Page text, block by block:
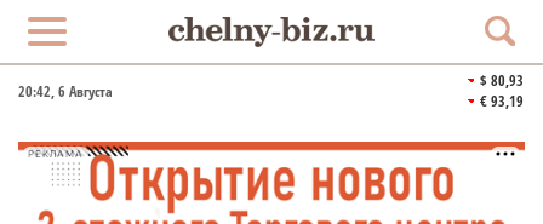
20:42, 6 Августа
$ 80,93
€ 93,19
РЕКЛАМА